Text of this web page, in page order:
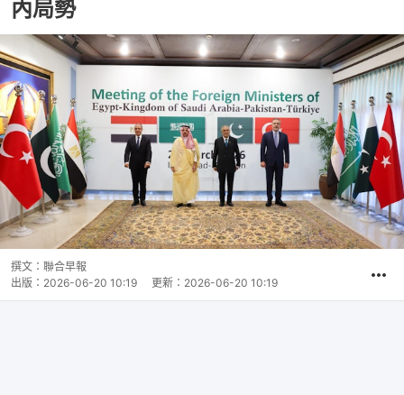
內局勢
撰文： 聯合早報
出版： 2026-06-20 10:19 更新： 2026-06-20 10:19